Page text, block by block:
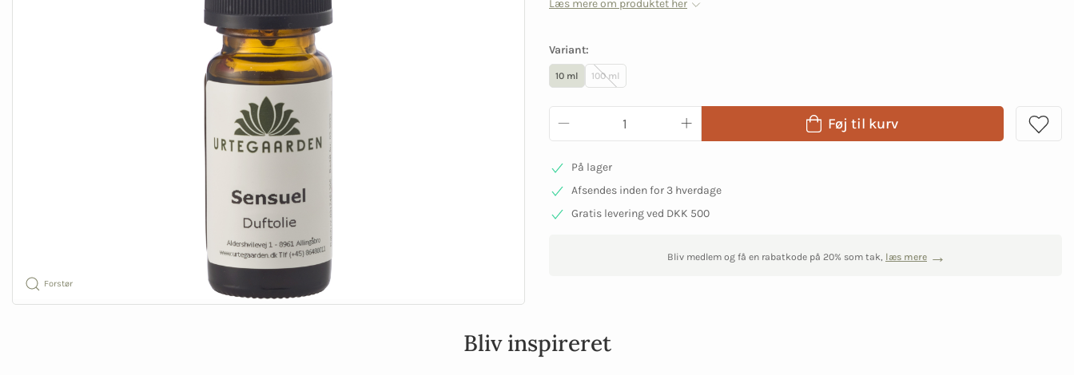
Forstør
Læs mere om produktet her
Variant:
10 ml 100 ml
Føj til kurv
På lager
Afsendes inden for 3 hverdage
Gratis levering ved DKK 500
Bliv medlem og få en rabatkode på 20% som tak, læs mere
Bliv inspireret